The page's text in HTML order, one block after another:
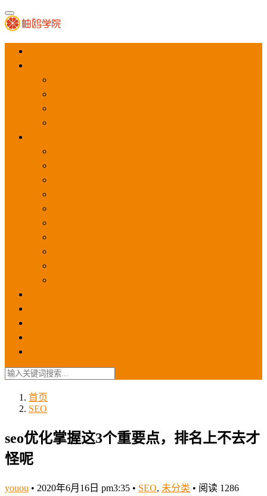
首页
SEO
seo优化掌握这3个重要点，排名上不去才
怪呢
youou • 2020年6月16日 pm3:35 • SEO, 未分类 • 阅读 1286